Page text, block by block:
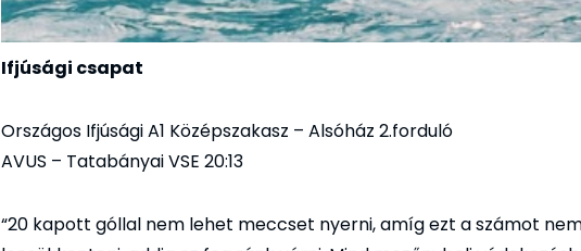
Ifjúsági csapat
Országos Ifjúsági A1 Középszakasz – Alsóház 2.forduló
AVUS – Tatabányai VSE 20:13
“20 kapott góllal nem lehet meccset nyerni, amíg ezt a számot